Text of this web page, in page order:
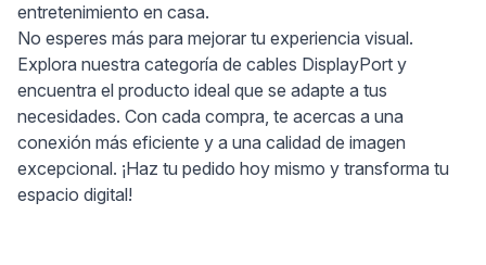
entretenimiento en casa.
No esperes más para mejorar tu experiencia visual.
Explora nuestra categoría de cables DisplayPort y
encuentra el producto ideal que se adapte a tus
necesidades. Con cada compra, te acercas a una
conexión más eficiente y a una calidad de imagen
excepcional. ¡Haz tu pedido hoy mismo y transforma tu
espacio digital!